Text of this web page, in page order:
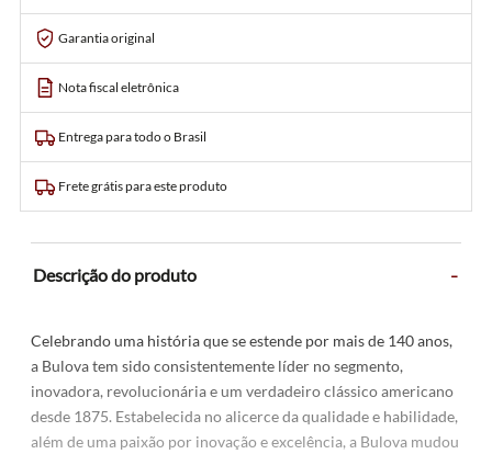
Garantia original
Nota fiscal eletrônica
Entrega para todo o Brasil
Frete grátis para este produto
Descrição do produto -
Celebrando uma história que se estende por mais de 140 anos,
a Bulova tem sido consistentemente líder no segmento,
inovadora, revolucionária e um verdadeiro clássico americano
desde 1875. Estabelecida no alicerce da qualidade e habilidade,
além de uma paixão por inovação e excelência, a Bulova mudou